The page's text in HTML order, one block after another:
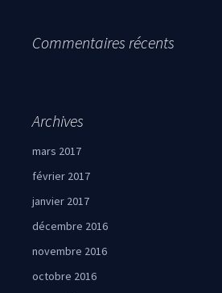
Commentaires récents
Archives
mars 2017
février 2017
janvier 2017
décembre 2016
novembre 2016
octobre 2016